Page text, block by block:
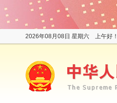
2026年08月08日 星期六 上午好！